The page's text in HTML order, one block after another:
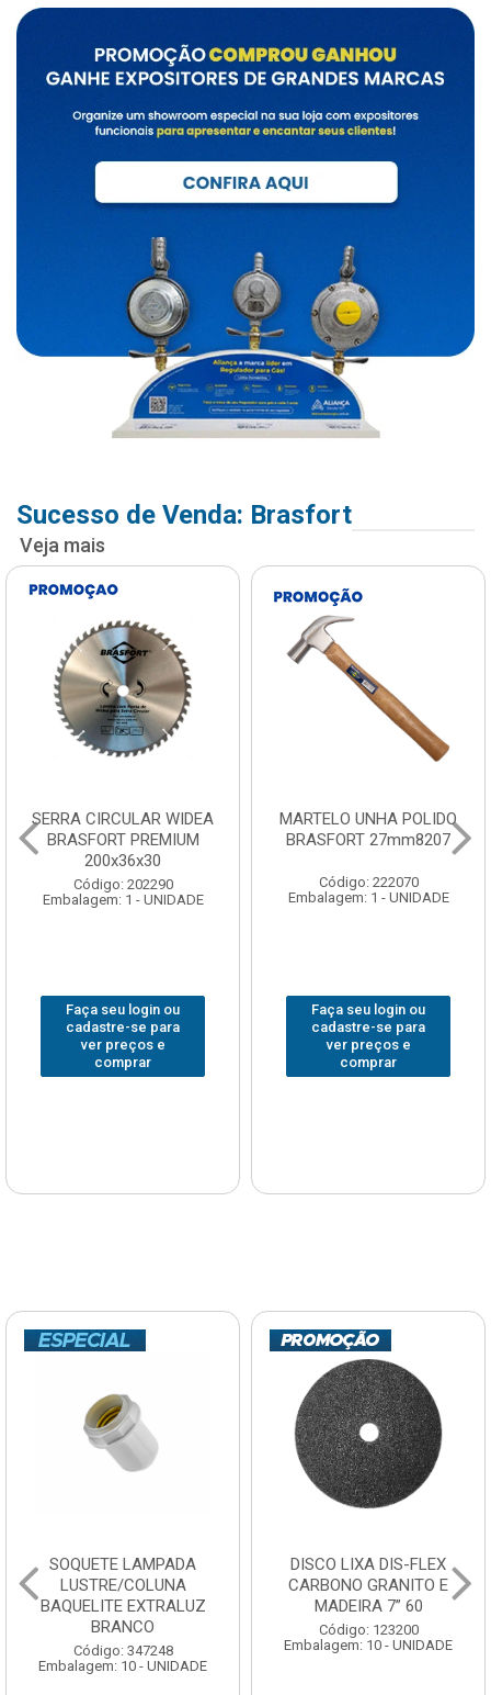
Sucesso de Venda: Brasfort
Veja mais
SERRA CIRCULAR WIDEA
BRASFORT PREMIUM
200x36x30
Código: 202290
Embalagem: 1 - UNIDADE
Faça seu login ou
cadastre-se para
ver preços e
comprar
MARTELO UNHA POLIDO
BRASFORT 27mm8207
Código: 222070
Embalagem: 1 - UNIDADE
Faça seu login ou
cadastre-se para
ver preços e
comprar
SOQUETE LAMPADA
LUSTRE/COLUNA
BAQUELITE EXTRALUZ
BRANCO
Código: 347248
Embalagem: 10 - UNIDADE
DISCO LIXA DIS-FLEX
CARBONO GRANITO E
MADEIRA 7” 60
Código: 123200
Embalagem: 10 - UNIDADE